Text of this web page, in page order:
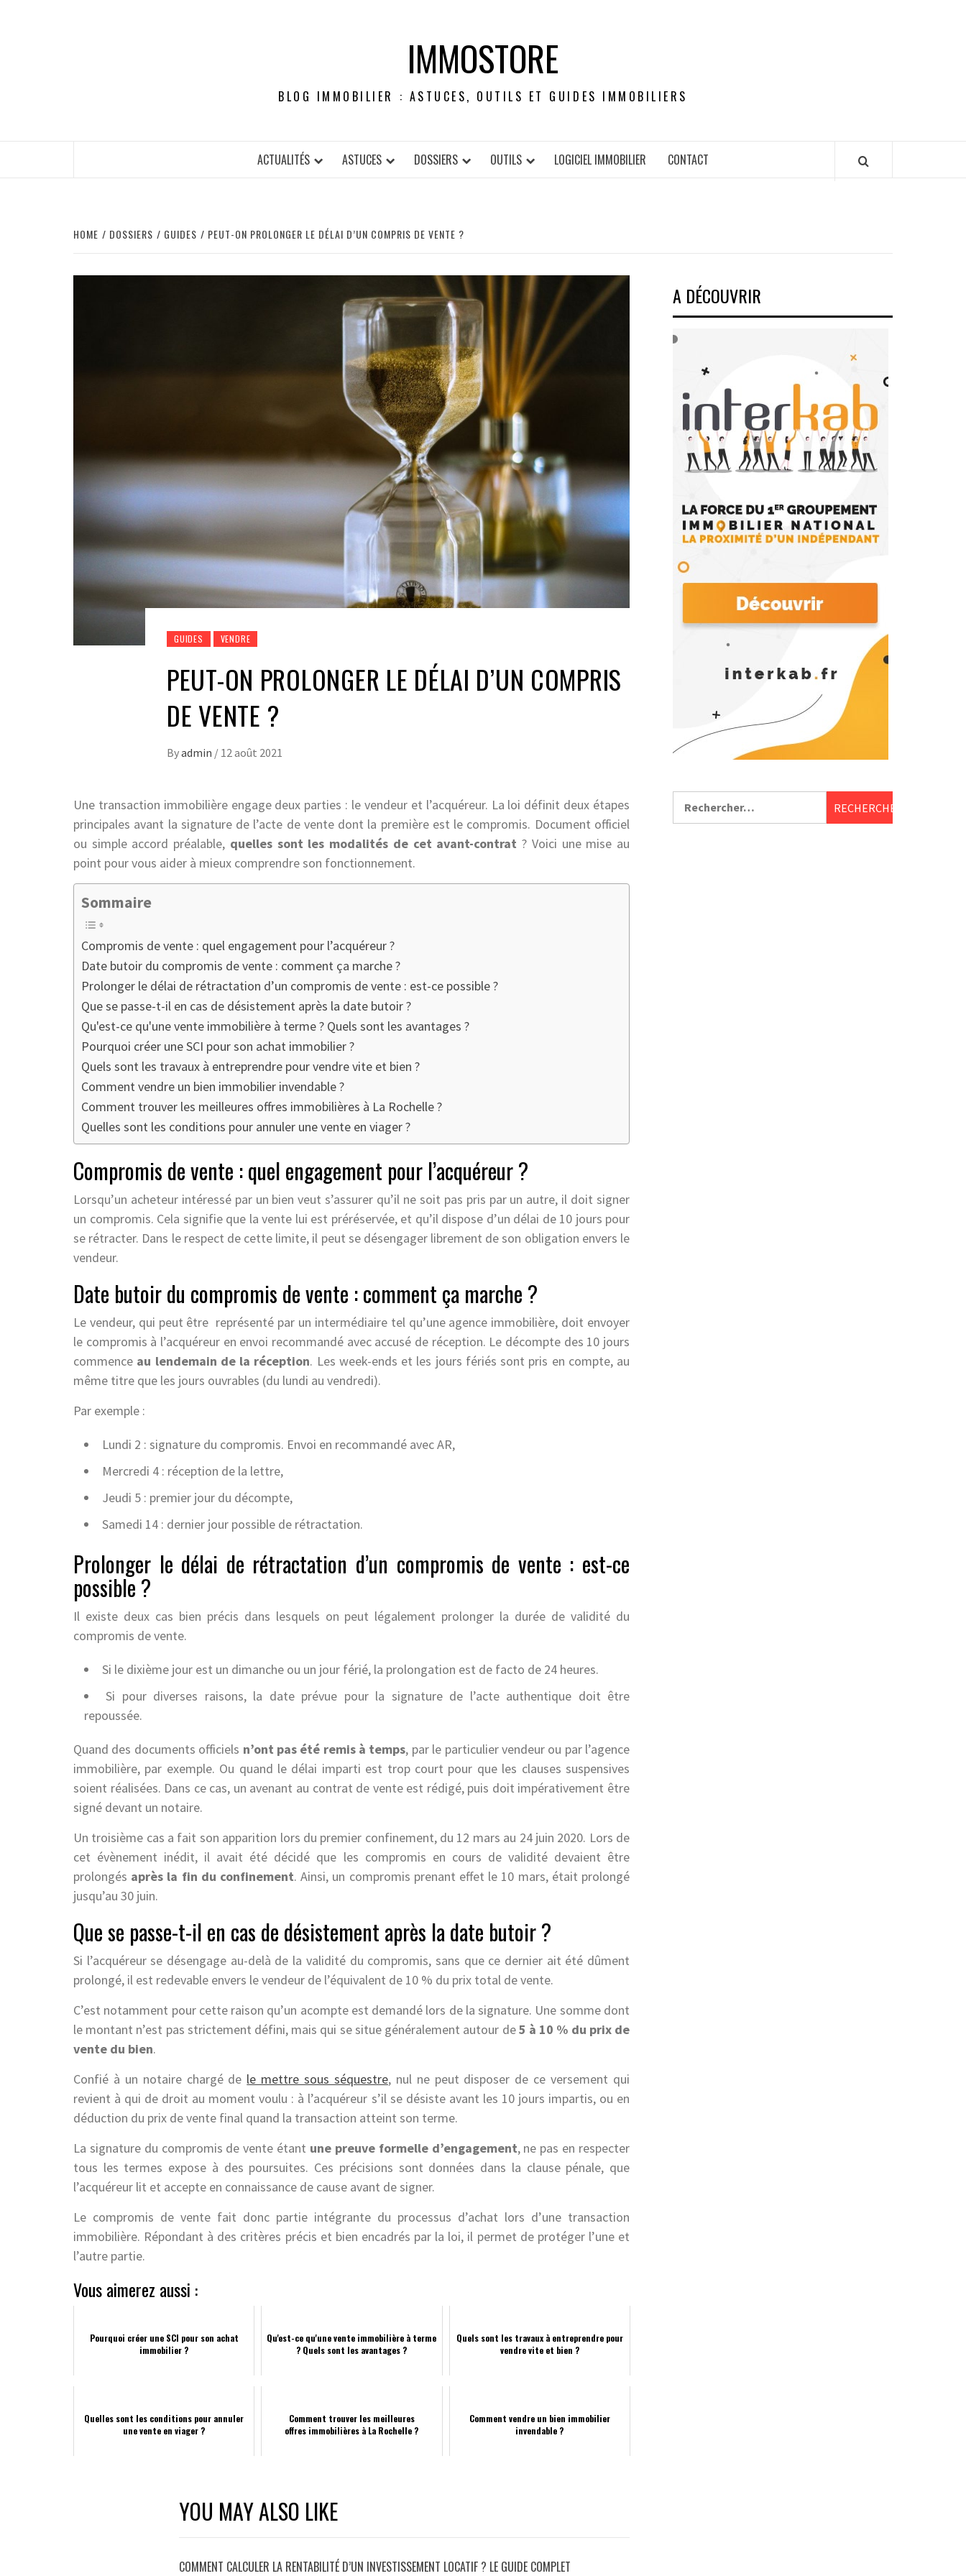
IMMOSTORE
BLOG IMMOBILIER : ASTUCES, OUTILS ET GUIDES IMMOBILIERS
ACTUALITÉS ASTUCES DOSSIERS OUTILS LOGICIEL IMMOBILIER CONTACT
HOME DOSSIERS GUIDES PEUT-ON PROLONGER LE DÉLAI D’UN COMPRIS DE VENTE ?
GUIDES VENDRE
PEUT-ON PROLONGER LE DÉLAI D’UN COMPRIS
DE VENTE ?
Byadmin / 12 août 2021
Une transaction immobilière engage deux parties : le vendeur et l’acquéreur. La loi définit deux étapes
principales avant la signature de l’acte de vente dont la première est le compromis. Document officiel
ou simple accord préalable, quelles sont les modalités de cet avant-contrat ? Voici une mise au
point pour vous aider à mieux comprendre son fonctionnement.
Sommaire
Compromis de vente : quel engagement pour l’acquéreur ?
Date butoir du compromis de vente : comment ça marche ?
Prolonger le délai de rétractation d’un compromis de vente : est-ce possible ?
Que se passe-t-il en cas de désistement après la date butoir ?
Qu'est-ce qu'une vente immobilière à terme ? Quels sont les avantages ?
Pourquoi créer une SCI pour son achat immobilier ?
Quels sont les travaux à entreprendre pour vendre vite et bien ?
Comment vendre un bien immobilier invendable ?
Comment trouver les meilleures offres immobilières à La Rochelle ?
Quelles sont les conditions pour annuler une vente en viager ?
Compromis de vente : quel engagement pour l’acquéreur ?
Lorsqu’un acheteur intéressé par un bien veut s’assurer qu’il ne soit pas pris par un autre, il doit signer
un compromis. Cela signifie que la vente lui est préréservée, et qu’il dispose d’un délai de 10 jours pour
se rétracter. Dans le respect de cette limite, il peut se désengager librement de son obligation envers le
vendeur.
Date butoir du compromis de vente : comment ça marche ?
Le vendeur, qui peut être représenté par un intermédiaire tel qu’une agence immobilière, doit envoyer
le compromis à l’acquéreur en envoi recommandé avec accusé de réception. Le décompte des 10 jours
commence au lendemain de la réception. Les week-ends et les jours fériés sont pris en compte, au
même titre que les jours ouvrables (du lundi au vendredi).
Par exemple :
Lundi 2 : signature du compromis. Envoi en recommandé avec AR,
Mercredi 4 : réception de la lettre,
Jeudi 5 : premier jour du décompte,
Samedi 14 : dernier jour possible de rétractation.
Prolonger le délai de rétractation d’un compromis de vente : est-ce
possible ?
Il existe deux cas bien précis dans lesquels on peut légalement prolonger la durée de validité du
compromis de vente.
Si le dixième jour est un dimanche ou un jour férié, la prolongation est de facto de 24 heures.
Si pour diverses raisons, la date prévue pour la signature de l’acte authentique doit être
repoussée.
Quand des documents officiels n’ont pas été remis à temps, par le particulier vendeur ou par l’agence
immobilière, par exemple. Ou quand le délai imparti est trop court pour que les clauses suspensives
soient réalisées. Dans ce cas, un avenant au contrat de vente est rédigé, puis doit impérativement être
signé devant un notaire.
Un troisième cas a fait son apparition lors du premier confinement, du 12 mars au 24 juin 2020. Lors de
cet évènement inédit, il avait été décidé que les compromis en cours de validité devaient être
prolongés après la fin du confinement. Ainsi, un compromis prenant effet le 10 mars, était prolongé
jusqu’au 30 juin.
Que se passe-t-il en cas de désistement après la date butoir ?
Si l’acquéreur se désengage au-delà de la validité du compromis, sans que ce dernier ait été dûment
prolongé, il est redevable envers le vendeur de l’équivalent de 10 % du prix total de vente.
C’est notamment pour cette raison qu’un acompte est demandé lors de la signature. Une somme dont
le montant n’est pas strictement défini, mais qui se situe généralement autour de5 à 10 % du prix de
vente du bien.
Confié à un notaire chargé de le mettre sous séquestre, nul ne peut disposer de ce versement qui
revient à qui de droit au moment voulu : à l’acquéreur s’il se désiste avant les 10 jours impartis, ou en
déduction du prix de vente final quand la transaction atteint son terme.
La signature du compromis de vente étant une preuve formelle d’engagement, ne pas en respecter
tous les termes expose à des poursuites. Ces précisions sont données dans la clause pénale, que
l’acquéreur lit et accepte en connaissance de cause avant de signer.
Le compromis de vente fait donc partie intégrante du processus d’achat lors d’une transaction
immobilière. Répondant à des critères précis et bien encadrés par la loi, il permet de protéger l’une et
l’autre partie.
Vous aimerez aussi :
Pourquoi créer une SCI pour son achat
immobilier ?
Qu'est-ce qu'une vente immobilière à terme
? Quels sont les avantages ?
Quels sont les travaux à entreprendre pour
vendre vite et bien ?
Quelles sont les conditions pour annuler
une vente en viager ?
Comment trouver les meilleures
offres immobilières à La Rochelle ?
Comment vendre un bien immobilier
invendable ?
YOU MAY ALSO LIKE
COMMENT CALCULER LA RENTABILITÉ D’UN INVESTISSEMENT LOCATIF ? LE GUIDE COMPLET
A DÉCOUVRIR